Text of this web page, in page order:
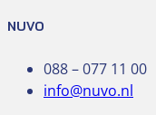
NUVO
088 – 077 11 00
info@nuvo.nl